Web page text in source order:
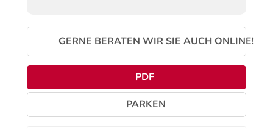
GERNE BERATEN WIR SIE AUCH ONLINE!
PDF
PARKEN